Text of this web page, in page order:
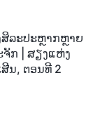
ສິລະປະຫຼາກຫຼາຍ
ກ | ສຽງແຫ່ງ
ນ, ຕອນທີ 2